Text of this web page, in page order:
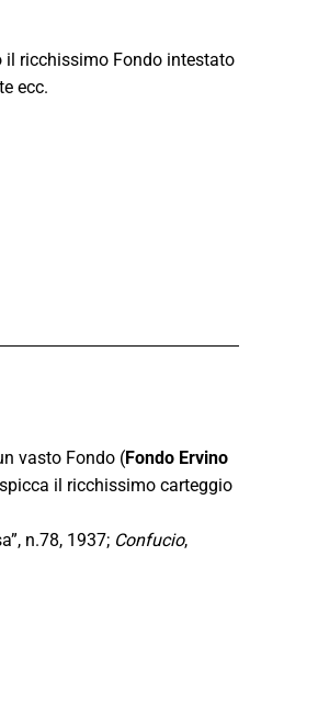
il ricchissimo Fondo intestato
ecc.
vasto Fondo (Fondo Ervino
il ricchissimo carteggio
n.78, 1937; Confucio,